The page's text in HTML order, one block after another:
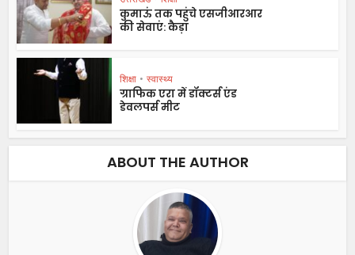
कुमाऊं तक पहुंचे एसजीआरआर
की सेवाएं: कैड़ा
शिक्षा • स्वास्थ्य
ग्राफिक एरा में डॉक्टर्स एंड
डेवलपर्स मीट
ABOUT THE AUTHOR